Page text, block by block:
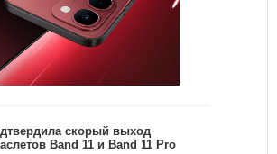
скорый выход
Band 11 и Band 11 Pro